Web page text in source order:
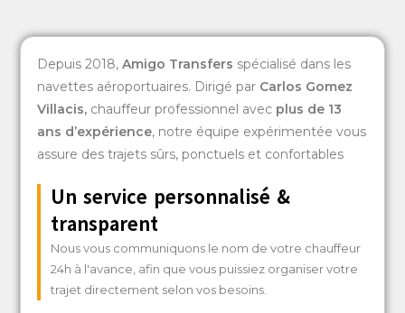
Depuis 2018,Amigo Transfers spécialisé dans les
navettes aéroportuaires. Dirigé par Carlos Gomez
Villacis, chauffeur professionnel avec plus de 13
ans d’expérience, notre équipe expérimentée vous
assure des trajets sûrs, ponctuels et confortables
Un service personnalisé &
transparent
Nous vous communiquons le nom de votre chauffeur
24h à l'avance, afin que vous puissiez organiser votre
trajet directement selon vos besoins.